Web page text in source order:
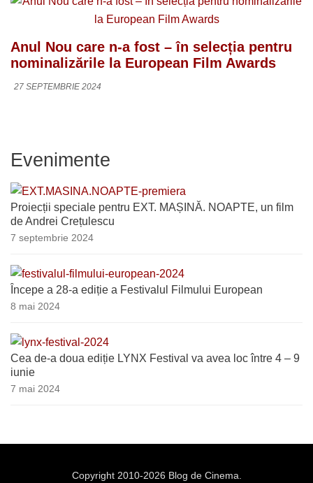
Anul Nou care n-a fost – în selecția pentru
nominalizările la European Film Awards
27 SEPTEMBRIE 2024
Evenimente
Proiecții speciale pentru EXT. MAȘINĂ. NOAPTE, un film
de Andrei Crețulescu
7 septembrie 2024
Începe a 28-a ediție a Festivalul Filmului European
8 mai 2024
Cea de-a doua ediție LYNX Festival va avea loc între 4 – 9
iunie
7 mai 2024
Copyright 2010-2026 Blog de Cinema.